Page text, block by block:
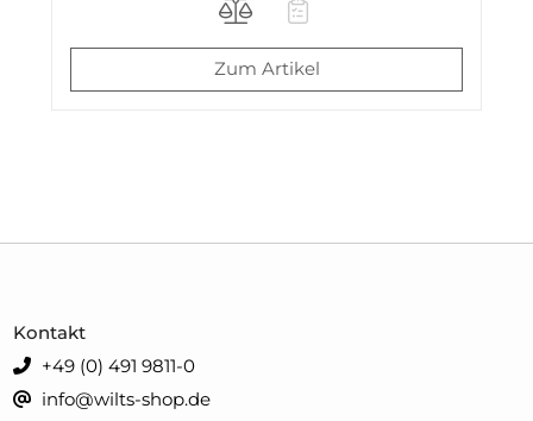
Zum Artikel
Kontakt
+49 (0) 491 9811-0
info@wilts-shop.de